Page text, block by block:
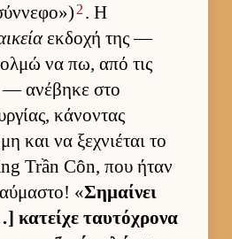
2 . Η
εκ­δοχή της —
να πω, από τις
— ανέβηκε στο
κάνοντας
και να ξεχνιέται το
Trần Côn, που ήταν
«Σημαί­νει
κατείχε ταυ­τόχρονα